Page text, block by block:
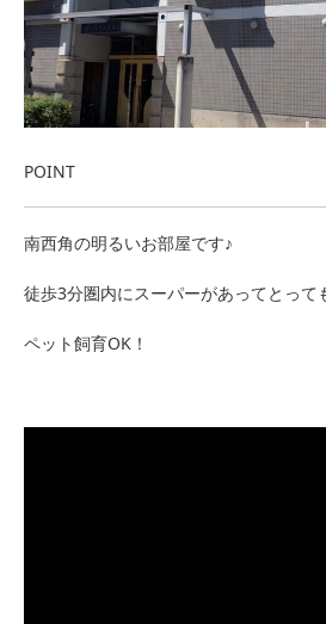
POINT
南西角の明るいお部屋です♪
徒歩3分圏内にスーパーがあってとって
ペット飼育OK！